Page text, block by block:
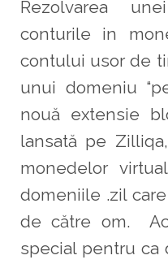
Rezolvarea
conturile in
contului usor de
unui domeniu
nouă extensie
lansată pe
monedelor
domeniile .zil
de către om.
special pentru ca